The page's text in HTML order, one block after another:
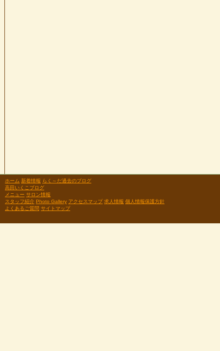
ホーム 新着情報 らく～だ過去のブログ
高田いくこブログ
メニュー サロン情報
スタッフ紹介 Photo Gallery アクセスマップ 求人情報 個人情報保護方針
よくあるご質問 サイトマップ